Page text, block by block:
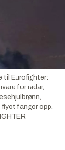
til Eurofighter:
for radar,
fanger opp.